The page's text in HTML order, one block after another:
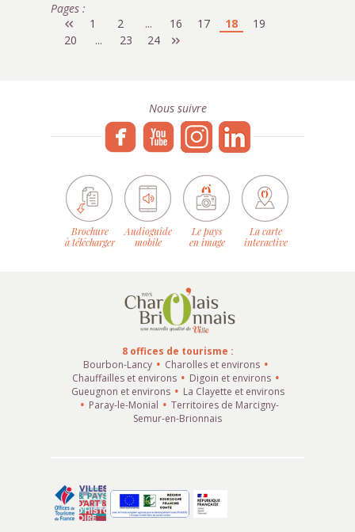
Pages :
1
2 ... 16 17 18
19
20
... 23 24
Nous suivre
Brochure
à télécharger
Audioguide
mobile
Le pays
en image
La carte
interactive
8 offices de tourisme :
Bourbon-Lancy
Charolles et environs
Chauffailles et environs
Digoin et environs
Gueugnon et environs
La Clayette et environs
Paray-le-Monial
Territoires de Marcigny-
Semur-en-Brionnais